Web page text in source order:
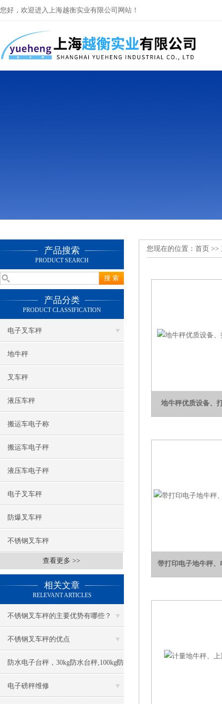
您好，欢迎进入上海越衡实业有限公司网站！
产品搜索
PRODUCT SEARCH
产品分类
PRODUCT CLASSIFICATION
电子叉车秤
地牛秤
叉车秤
液压车秤
搬运车电子称
搬运车电子秤
液压车电子秤
电子叉车秤
防爆叉车秤
不锈钢叉车秤
查看更多 >>
相关文章
RELEVANT ARTICLES
不锈钢叉车秤的主要优势有哪些？
不锈钢叉车秤的优点
防水电子台秤，30kg防水台秤,100kg防
水台秤，150kg防水台秤
电子磅秤维修
您现在的位置： 首页 >>
地牛秤优质设备、
带打印电子地牛秤